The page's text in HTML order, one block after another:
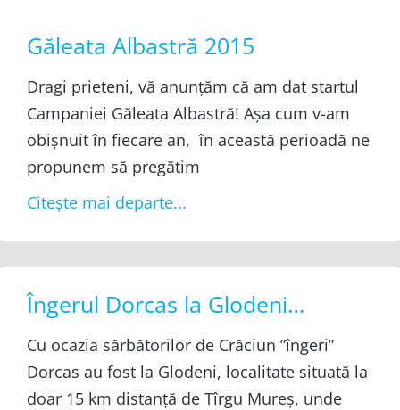
Găleata Albastră 2015
Dragi prieteni, vă anunțăm că am dat startul
Campaniei Găleata Albastră! Așa cum v-am
obișnuit în fiecare an, în această perioadă ne
propunem să pregătim
Citește mai departe...
Îngerul Dorcas la Glodeni…
Cu ocazia sărbătorilor de Crăciun ”îngeri”
Dorcas au fost la Glodeni, localitate situată la
doar 15 km distanță de Tîrgu Mureș, unde